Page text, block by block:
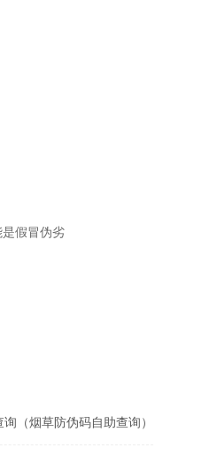
假冒伪劣
（烟草防伪码自助查询）